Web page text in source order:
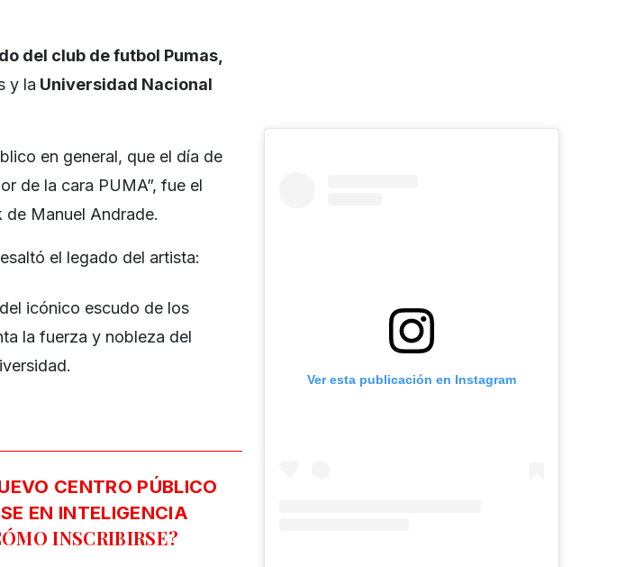
del club de futbol Pumas,
y la Universidad Nacional
en general, que el día de
de la cara PUMA”, fue el
Manuel Andrade.
el legado del artista:
icónico escudo de los
la fuerza y nobleza del
CENTRO PÚBLICO
EN INTELIGENCIA
INSCRIBIRSE?
Ver esta publicación en Instagram